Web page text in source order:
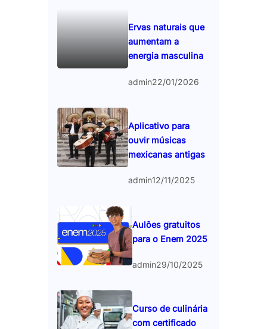
Ervas naturais que
aumentam a
energia masculina
admin22/01/2026
Aplicativo para
ouvir músicas
mexicanas antigas
admin12/11/2025
Aulões gratuitos
para o Enem 2025
admin29/10/2025
Curso de culinária
com certificado